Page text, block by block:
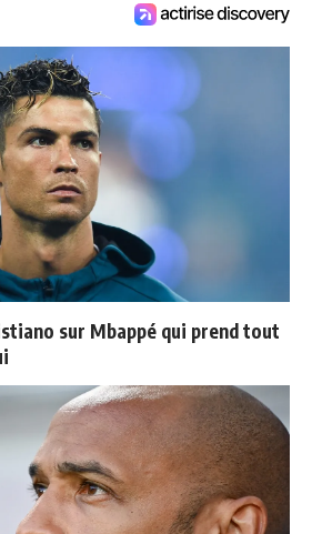
sur Mbappé qui prend tout